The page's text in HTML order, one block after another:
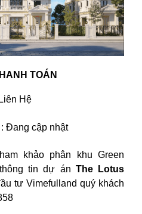
TOÁN
Hệ
Đang cập nhật
khảo phân khu Green
tin dự án The Lotus
tư Vimefulland quý khách